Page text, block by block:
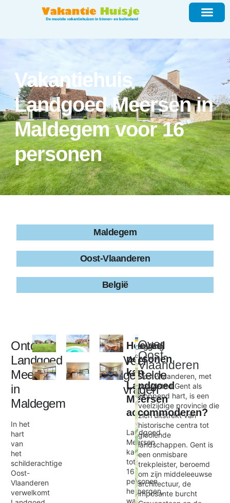
Vakantiehuis
Landgoed Meersen in
Maldegem voor 16
personen
Maldegem
Oost-Vlaanderen
België
Ontdek
Landgoed
Meersen
in
Maldegem
In het
hart
van
het
schilderachtige
Oost-
Vlaanderen
verwelkomt
Veel
gestelde
vragen
Hoeveel
personen
kan
Landgoed
Meersen
accommoderen?
Landgoed
Meersen
kan
tot
16
personen
herbergen,
wat
Ligging
Landgoed Meersen
×
+
−
Leaflet
OpenStreetMap
contributors
Over
Oost-
Vlaanderen
Oost-Vlaanderen, met
hoofdstad Gent als
kloppend hart, is een
veelzijdige provincie die
zich uitstrekt van
historische centra tot
glooiende
landschappen. Gent is
een onmisbare
trekpleister, beroemd
om zijn middeleeuwse
architectuur, de
imposante burcht